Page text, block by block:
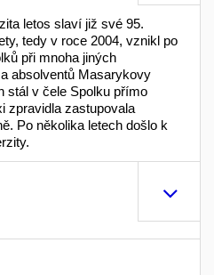
letos slaví již své 95.
tedy v roce 2004, vznikl po
při mnoha jiných
absolventů Masarykovy
stál v čele Spolku přímo
zpravidla zastupovala
Po několika letech došlo k